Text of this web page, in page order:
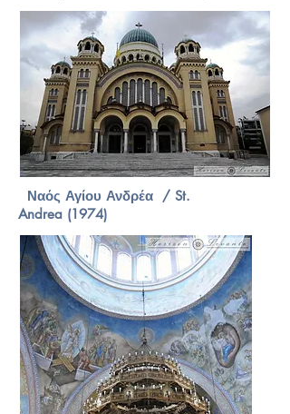
Ναός Αγίου Ανδρέα / St.
Andrea (1974)